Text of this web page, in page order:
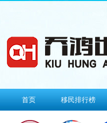
首页 移民排行榜